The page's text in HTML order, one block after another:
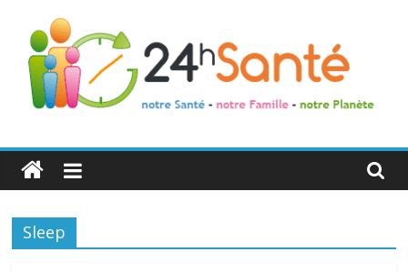
24h
Santé
LaSleep